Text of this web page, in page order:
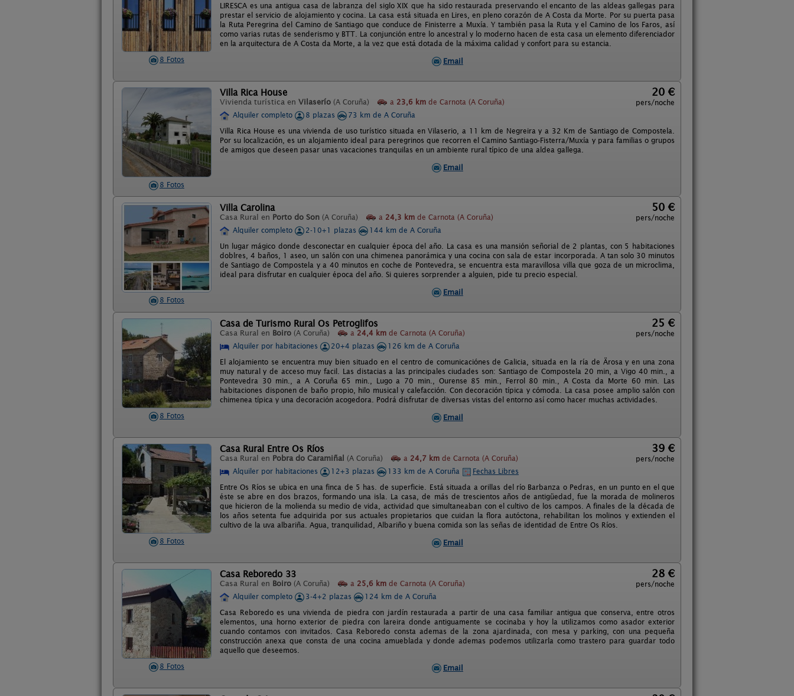
8 Fotos
LIRESCA es una antigua casa de labranza del siglo XIX que ha sido restaurada preservando el encanto de las aldeas gallegas para
prestar el servicio de alojamiento y cocina. La casa está situada en Lires, en pleno corazón de A Costa da Morte. Por su puerta pasa
la Ruta Peregrina del Camino de Santiago que conduce de Finisterre a Muxía. Y también pasa la Ruta y el Camino de los Faros, así
como varias rutas de senderismo y BTT. La conjunción entre lo ancestral y lo moderno hacen de esta casa un elemento diferenciador
en la arquitectura de A Costa da Morte, a la vez que está dotada de la máxima calidad y confort para su estancia.
Email
8 Fotos
Villa Rica House
Vivienda turística en Vilaserío (A Coruña) a 23,6 km de Carnota (A Coruña)
20 €
pers/noche
Alquiler completo
8 plazas
73 km de A Coruña
Villa Rica House es una vivienda de uso turístico situada en Vilaserio, a 11 km de Negreira y a 32 Km de Santiago de Compostela.
Por su localización, es un alojamiento ideal para peregrinos que recorren el Camino Santiago-Fisterra/Muxía y para familias o grupos
de amigos que deseen pasar unas vacaciones tranquilas en un ambiente rural típico de una aldea gallega.
Email
8 Fotos
Villa Carolina
Casa Rural en Porto do Son (A Coruña) a 24,3 km de Carnota (A Coruña)
50 €
pers/noche
Alquiler completo
2-10+1 plazas
144 km de A Coruña
Un lugar mágico donde desconectar en cualquier época del año. La casa es una mansión señorial de 2 plantas, con 5 habitaciones
doblres, 4 baños, 1 aseo, un salón con una chimenea panorámica y una cocina con sala de estar incorporada. A tan solo 30 minutos
de Santiago de Compostela y a 40 minutos en coche de Pontevedra, se encuentra esta maravillosa villa que goza de un microclima,
ideal para disfrutar en cualquier época del año. Si quieres sorprender a alguien, pide tu precio especial.
Email
8 Fotos
Casa de Turismo Rural Os Petroglifos
Casa Rural en Boiro (A Coruña) a 24,4 km de Carnota (A Coruña)
25 €
pers/noche
Alquiler por habitaciones
20+4 plazas
126 km de A Coruña
El alojamiento se encuentra muy bien situado en el centro de comunicaciónes de Galicia, situada en la ría de Ärosa y en una zona
muy natural y de acceso muy facil. Las distacias a las principales ciudades son: Santiago de Compostela 20 min, a Vigo 40 min., a
Pontevedra 30 min., a A Coruña 65 min., Lugo a 70 min., Ourense 85 min., Ferrol 80 min., A Costa da Morte 60 min. Las
habitaciones disponen de baño propio, hilo musical y calefacción. Con decoración típica y cómoda. La casa posee amplio salón con
chimenea típica y una decoración acogedora. Podrá disfrutar de diversas vistas del entorno así como hacer muchas actividades.
Email
8 Fotos
Casa Rural Entre Os Ríos
Casa Rural en Pobra do Caramiñal (A Coruña) a 24,7 km de Carnota (A Coruña)
39 €
pers/noche
Alquiler por habitaciones
12+3 plazas 133 km de A Coruña
Fechas Libres
Entre Os Ríos se ubica en una finca de 5 has. de superficie. Está situada a orillas del río Barbanza o Pedras, en un punto en el que
éste se abre en dos brazos, formando una isla. La casa, de más de trescientos años de antigüedad, fue la morada de molineros
que hicieron de la molienda su medio de vida, actividad que simultaneaban con el cultivo de los campos. A finales de la década de
los años setenta fue adquirida por sus actuales propietarios que cuidan la flora autóctona, rehabilitan los molinos y extienden el
cultivo de la uva albariña. Agua, tranquilidad, Albariño y buena comida son las señas de identidad de Entre Os Ríos.
Email
8 Fotos
Casa Reboredo 33
Casa Rural en Boiro (A Coruña) a 25,6 km de Carnota (A Coruña)
28 €
pers/noche
Alquiler completo
3-4+2 plazas
124 km de A Coruña
Casa Reboredo es una vivienda de piedra con jardín restaurada a partir de una casa familiar antigua que conserva, entre otros
elementos, una horno exterior de piedra con lareira donde antiguamente se cocinaba y hoy la utilizamos como asador exterior
cuando contamos con invitados. Casa Reboredo consta ademas de la zona ajardinada, con mesa y parking, con una pequeña
construcción anexa que consta de una cocina amueblada y donde ademas podemos utilizarla como trastero para guardar todo
aquello que deseemos.
Email